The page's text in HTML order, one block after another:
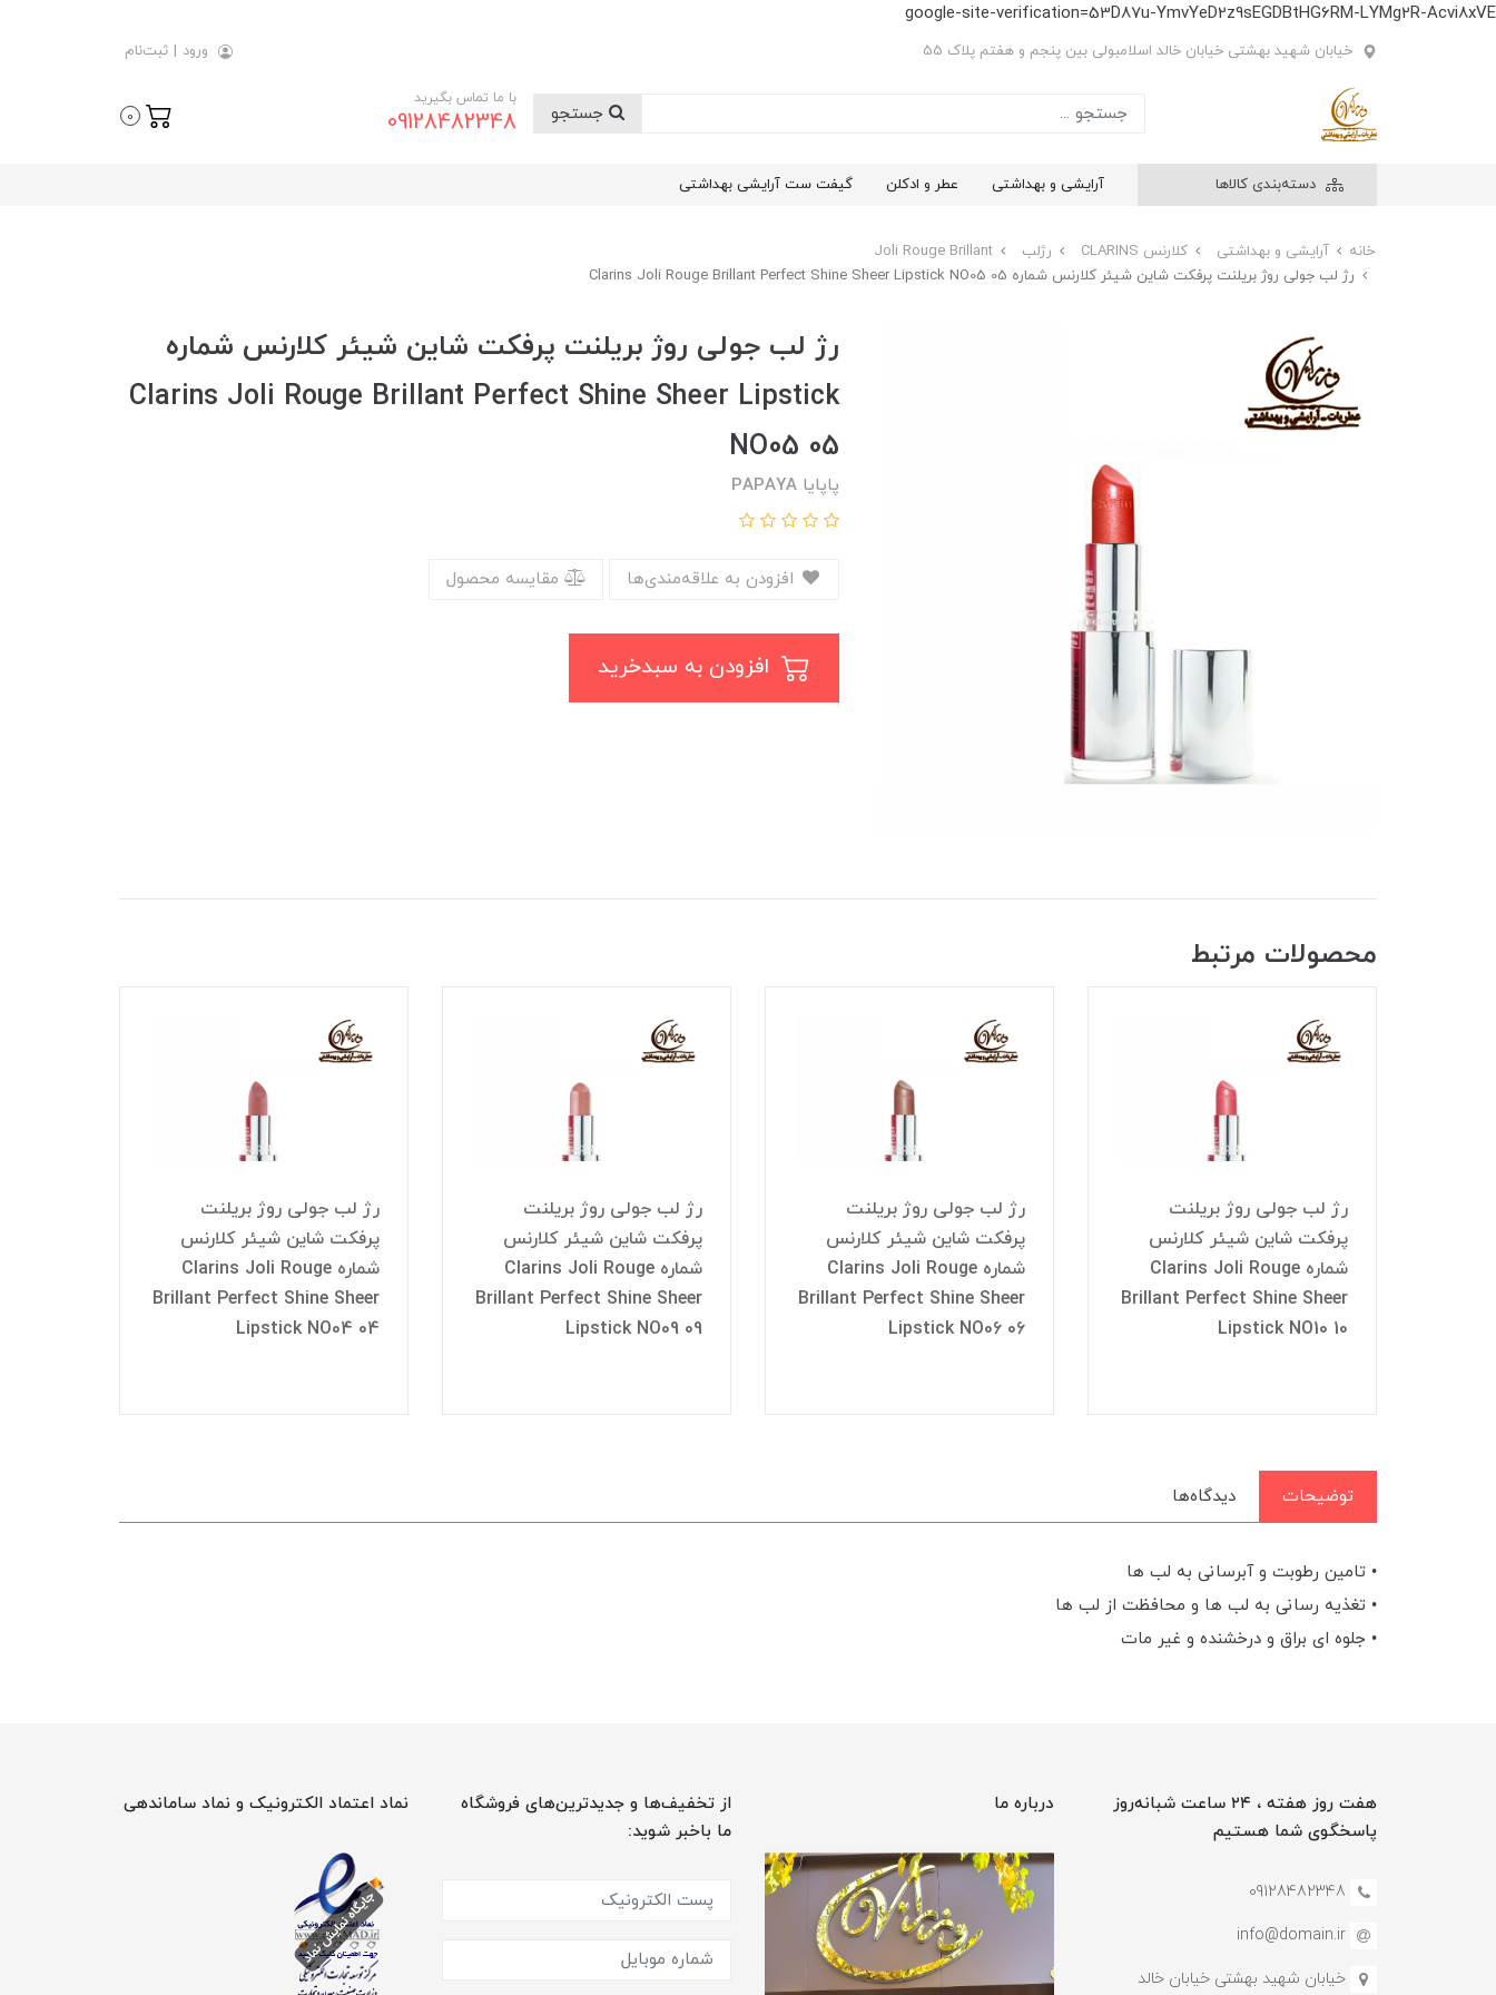
google-site-verification=53D87u-YmvYeD2z9sEGDBtHG6RM-LYMg2R-Acvi8xVE
خیابان شهید بهشتی خیابان خالد اسلامبولی بین پنجم و هفتم پلاک 55 ورود | ثبت‌نام
با ما تماس بگیرید
09128482348
0
دسته‌بندی کالاها آرایشی و بهداشتی عطر و ادکلن گیفت ست آرایشی بهداشتی
خانه آرایشی و بهداشتی کلارنس CLARINS رژلب
Joli Rouge Brillant
رژ لب جولی روژ بریلنت پرفکت شاین شیئر کلارنس شماره Clarins Joli Rouge Brillant Perfect Shine Sheer Lipstick NO05 05
رژ لب جولی روژ بریلنت پرفکت شاین شیئر کلارنس شماره
Clarins Joli Rouge Brillant Perfect Shine Sheer Lipstick
NO05 05
پاپایا PAPAYA
مقایسه محصول
محصولات مرتبط
رژ لب جولی روژ بریلنت
پرفکت شاین شیئر کلارنس
شماره Clarins Joli Rouge
Brillant Perfect Shine Sheer
Lipstick NO10 10
رژ لب جولی روژ بریلنت
پرفکت شاین شیئر کلارنس
شماره Clarins Joli Rouge
Brillant Perfect Shine Sheer
Lipstick NO06 06
رژ لب جولی روژ بریلنت
پرفکت شاین شیئر کلارنس
شماره Clarins Joli Rouge
Brillant Perfect Shine Sheer
Lipstick NO09 09
رژ لب جولی روژ بریلنت
پرفکت شاین شیئر کلارنس
شماره Clarins Joli Rouge
Brillant Perfect Shine Sheer
Lipstick NO04 04
توضیحات دیدگاه‌ها
• تامین رطوبت و آبرسانی به لب ها
• تغذیه رسانی به لب ها و محافظت از لب ها
• جلوه ای براق و درخشنده و غیر مات
هفت روز هفته ، ۲۴ ساعت شبانه‌روز
پاسخگوی شما هستیم
09128482348
info@domain.ir
خیابان شهید بهشتی خیابان خالد
درباره ما
از تخفیف‌ها و جدیدترین‌های فروشگاه
ما باخبر شوید:
نماد اعتماد الکترونیک و نماد ساماندهی